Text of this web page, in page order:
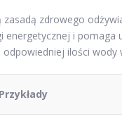
zdrowego
i pomaga
odpowiedniej ilości
Przykłady